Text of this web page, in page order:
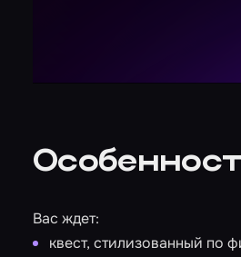
Вас ждет:
квест, стилизованный по